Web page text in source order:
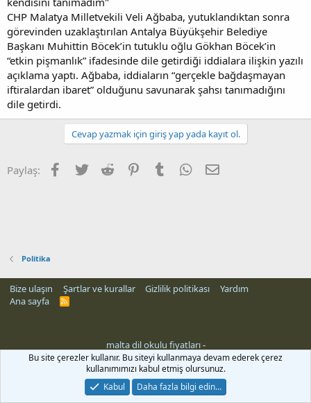
l
a
t
a
n
a
r
i
h
i
CHP Malatya Milletvekili Veli Ağbaba, yutuklandıktan sonra
görevinden uzaklaştırılan Antalya Büyükşehir Belediye
Başkanı Muhittin Böcek’in tutuklu oğlu Gökhan Böcek’in
“etkin pişmanlık” ifadesinde dile getirdiği iddialara ilişkin yazılı
açıklama yaptı. Ağbaba, iddiaların “gerçekle bağdaşmayan
iftiralardan ibaret” olduğunu savunarak şahsı tanımadığını
dile getirdi.
Cevap yazmak için giriş yap yada kayıt ol.
Paylaş: Facebook
Twitter Reddit PinterestTumblr WhatsApp
Politika
Bize ulaşın Şartlar ve kurallar Gizlilik politikası
Yardım
Ana sayfa
R
malta dil okulu fiyatları-
Bu site çerezler kullanır. Bu siteyi kullanmaya devam ederek çerez
kullanımımızı kabul etmiş olursunuz.
Kabul
Daha fazla bilgi edin…